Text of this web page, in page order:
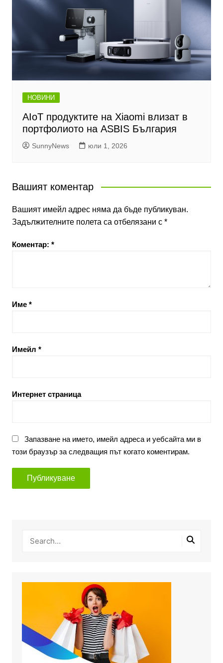
НОВИНИ
AIoT продуктите на Xiaomi влизат в
портфолиото на ASBIS България
SunnyNews юли 1, 2026
Вашият коментар
Вашият имейл адрес няма да бъде публикуван.
Задължителните полета са отбелязани с *
Коментар: *
Име *
Имейл *
Интернет страница
Запазване на името, имейл адреса и уебсайта ми в
този браузър за следващия път когато коментирам.